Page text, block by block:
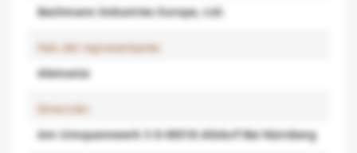
Bachmann Industries Europe, Ltd.
País del representante:
Alemania
Dirección:
Am Umspannwerk 5 D-90518 Altdorf Bei Nürnberg